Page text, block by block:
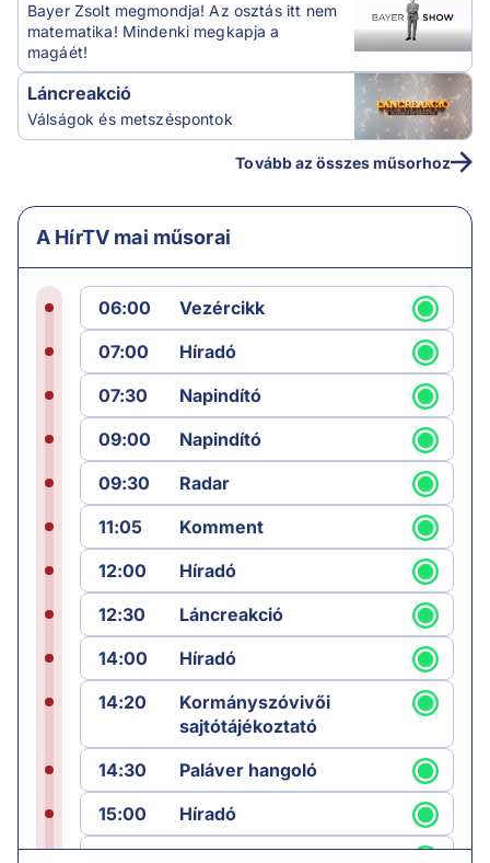
Bayer Zsolt megmondja! Az osztás itt nem
matematika! Mindenki megkapja a
magáét!
Láncreakció
Válságok és metszéspontok
Tovább az összes műsorhoz
A HírTV mai műsorai
06:00
Vezércikk
07:00
Híradó
07:30
Napindító
09:00
Napindító
09:30
Radar
11:05
Komment
12:00
Híradó
12:30
Láncreakció
14:00
Híradó
14:20
Kormányszóvivői
sajtótájékoztató
14:30
Paláver hangoló
15:00
Híradó